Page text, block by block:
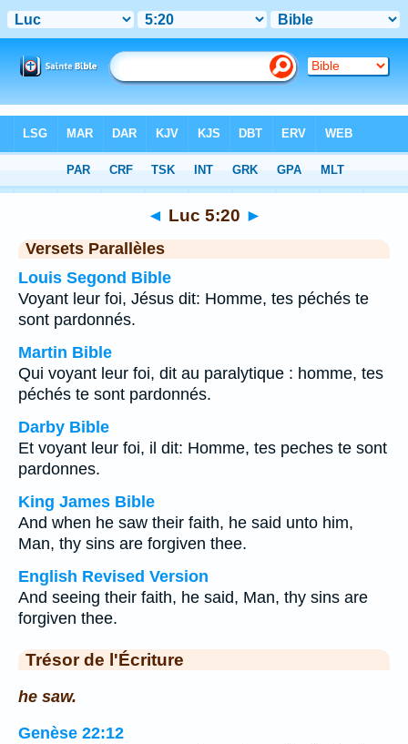
Chapitre 5 > Verset 20
◄ Luc 5:20 ►
Versets Parallèles
Louis Segond Bible
Voyant leur foi, Jésus dit: Homme, tes péchés te
sont pardonnés.
Martin Bible
Qui voyant leur foi, dit au paralytique : homme, tes
péchés te sont pardonnés.
Darby Bible
Et voyant leur foi, il dit: Homme, tes peches te sont
pardonnes.
King James Bible
And when he saw their faith, he said unto him,
Man, thy sins are forgiven thee.
English Revised Version
And seeing their faith, he said, Man, thy sins are
forgiven thee.
Trésor de l'Écriture
he saw.
Genèse 22:12